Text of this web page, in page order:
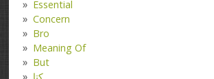
Essential
Concern
Bro
Meaning Of
But